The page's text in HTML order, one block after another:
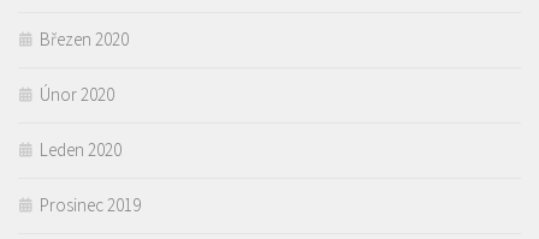
Březen 2020
Únor 2020
Leden 2020
Prosinec 2019